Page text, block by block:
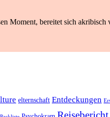
Moment, bereitet sich
elternschaft Entdeckungen